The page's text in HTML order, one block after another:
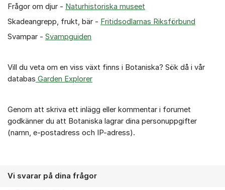
Frågor om djur - Naturhistoriska museet
Skadeangrepp, frukt, bär - Fritidsodlarnas Riksförbund
Svampar - Svampguiden
Vill du veta om en viss växt finns i Botaniska? Sök då i vår
databas Garden Explorer
Genom att skriva ett inlägg eller kommentar i forumet
godkänner du att Botaniska lagrar dina personuppgifter
(namn, e-postadress och IP-adress).
Vi svarar på dina frågor